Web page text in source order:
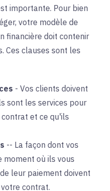
importante. Pour bien
votre modèle de
financière doit contenir
Ces clauses sont les
- Vos clients doivent
sont les services pour
et ce qu'ils
-- La façon dont vos
moment où ils vous
leur paiement doivent
contrat.